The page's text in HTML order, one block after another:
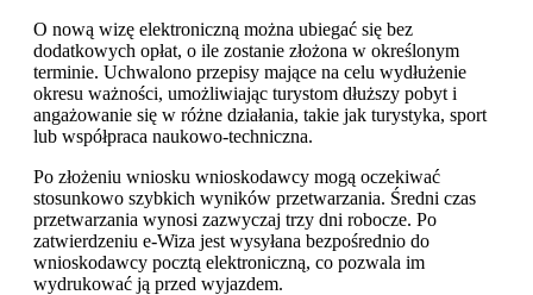
O nową wizę elektroniczną można ubiegać się bez
dodatkowych opłat, o ile zostanie złożona w określonym
terminie. Uchwalono przepisy mające na celu wydłużenie
okresu ważności, umożliwiając turystom dłuższy pobyt i
angażowanie się w różne działania, takie jak turystyka, sport
lub współpraca naukowo-techniczna.
Po złożeniu wniosku wnioskodawcy mogą oczekiwać
stosunkowo szybkich wyników przetwarzania. Średni czas
przetwarzania wynosi zazwyczaj trzy dni robocze. Po
zatwierdzeniu e-Wiza jest wysyłana bezpośrednio do
wnioskodawcy pocztą elektroniczną, co pozwala im
wydrukować ją przed wyjazdem.